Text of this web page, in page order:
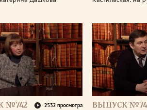
№742 2532 просмотра ВЫПУСК